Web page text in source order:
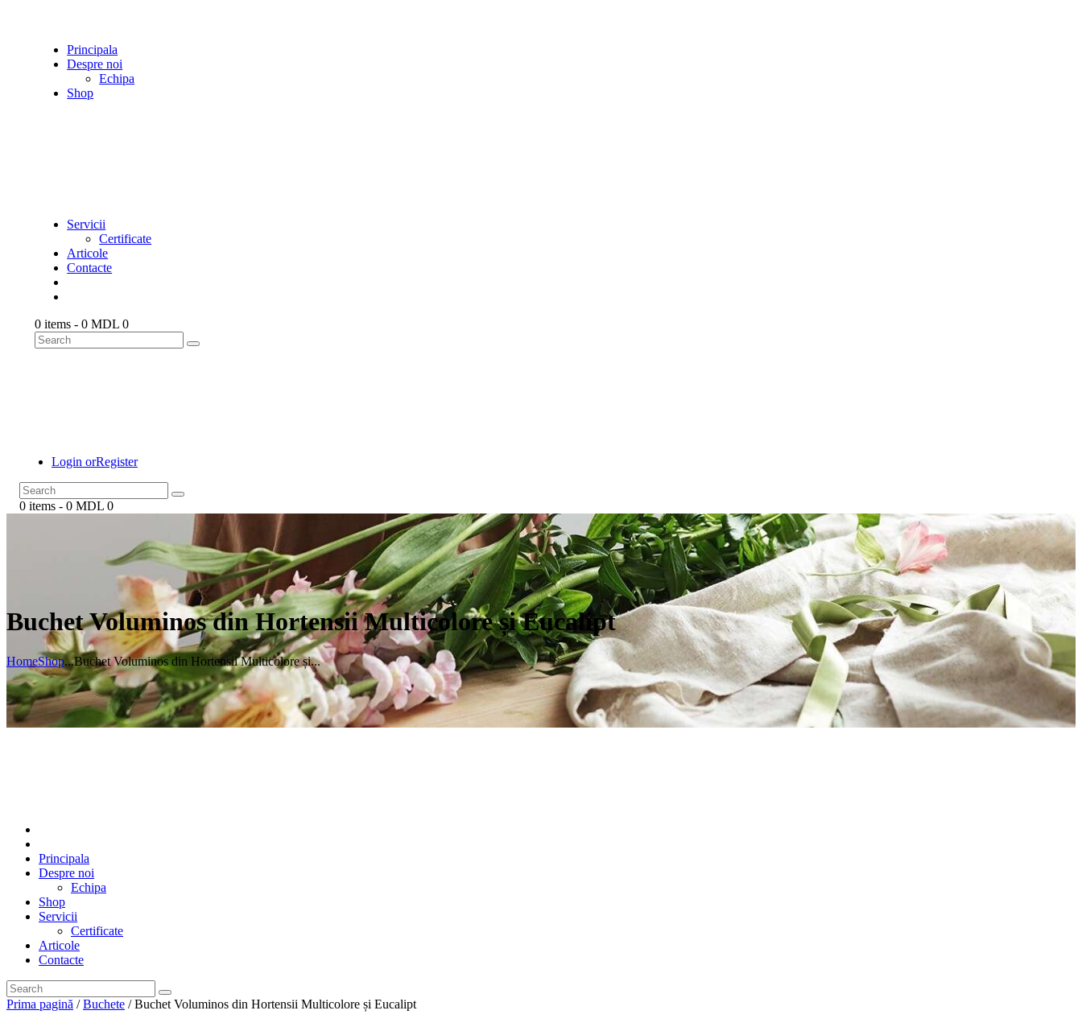
Principala
Despre noi
Echipa
Shop
Servicii
Certificate
Articole
Contacte
0 items -0 MDL 0
Login orRegister
0 items - 0 MDL 0
Buchet Voluminos din Hortensii Multicolore și Eucalipt
HomeShop...Buchet Voluminos din Hortensii Multicolore și...
Principala
Despre noi
Echipa
Shop
Servicii
Certificate
Articole
Contacte
Prima pagină /Buchete / Buchet Voluminos din Hortensii Multicolore și Eucalipt